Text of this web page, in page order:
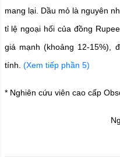
mang lại. Dầu mỏ là nguyên
tỉ lệ ngoại hối của đồng
giá mạnh (khoảng 12-15%),
tính. (Xem tiếp phần 5)
* Nghiên cứu viên cao cấp